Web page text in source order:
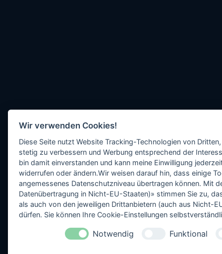
Wir verwenden Cookies!
Diese Seite nutzt Website Tracking-Technologien von
stetig zu verbessern und Werbung entsprechend der
bin damit einverstanden und kann meine Einwilligung
widerrufen oder ändern.Wir weisen darauf hin, dass einige
angemessenes Datenschutzniveau übertragen können. Mit
Datenübertragung in Nicht-EU-Staaten)» stimmen Sie zu,
als auch von den jeweiligen Drittanbietern (auch aus Nicht-
dürfen. Sie können Ihre Cookie-Einstellungen
Notwendig Funktional